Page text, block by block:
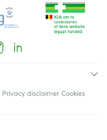
Privacy disclaimer Cookies